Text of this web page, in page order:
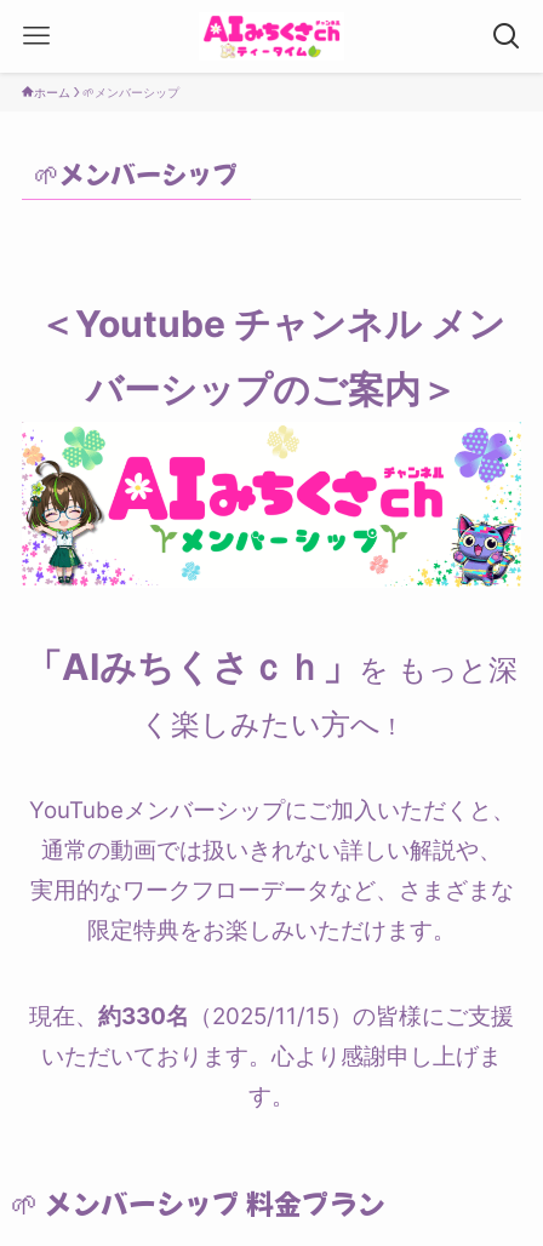
ホーム 🌱メンバーシップ
🌱メンバーシップ
＜Youtube チャンネル メン
バーシップのご案内＞
「AIみちくさｃｈ」
を もっと深
く楽しみたい方へ ！
YouTubeメンバーシップにご加入いただくと、
通常の動画では扱いきれない詳しい解説や、
実用的なワークフローデータなど、さまざまな
限定特典をお楽しみいただけます。
現在、 約330名 （2025/11/15）の皆様にご支援
いただいております。心より感謝申し上げま
す。
🌱 メンバーシップ 料金プラン